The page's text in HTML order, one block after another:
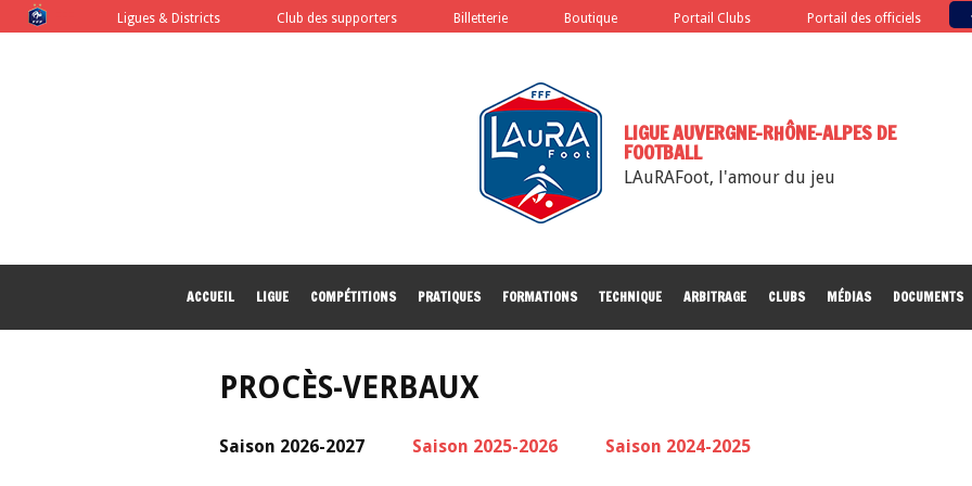
Ligues & Districts Club des supporters Billetterie Boutique Portail Clubs Portail des officiels
LIGUE AUVERGNE-RHÔNE-ALPES DE
FOOTBALL
LAuRAFoot, l'amour du jeu
ACCUEIL LIGUE COMPÉTITIONS PRATIQUES FORMATIONS TECHNIQUE ARBITRAGE CLUBS MÉDIAS DOCUMENTS
PROCÈS-VERBAUX
Saison 2026-2027 Saison 2025-2026 Saison 2024-2025